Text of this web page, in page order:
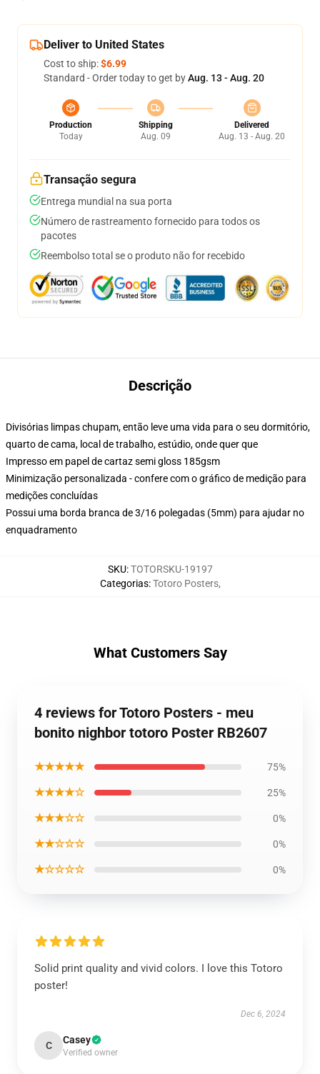
Deliver to United States
Cost to ship:$6.99
Standard - Order today to get byAug. 13 - Aug. 20
Production
Today
Shipping
Aug. 09
Delivered
Aug. 13 - Aug. 20
Transação segura
Entrega mundial na sua porta
Número de rastreamento fornecido para todos os
pacotes
Reembolso total se o produto não for recebido
Descrição
Divisórias limpas chupam, então leve uma vida para o seu dormitório,
quarto de cama, local de trabalho, estúdio, onde quer que
Impresso em papel de cartaz semi gloss 185gsm
Minimização personalizada - confere com o gráfico de medição para
medições concluídas
Possui uma borda branca de 3/16 polegadas (5mm) para ajudar no
enquadramento
SKU:TOTORSKU-19197
Categorias:Totoro Posters,
What Customers Say
4 reviews for Totoro Posters - meu
bonito nighbor totoro Poster RB2607
★★★★★ 75%
★★★★☆ 25%
★★★☆☆ 0%
★★☆☆☆ 0%
★☆☆☆☆ 0%
Solid print quality and vivid colors. I love this Totoro
poster!
Dec 6, 2024
C Casey
Verified owner